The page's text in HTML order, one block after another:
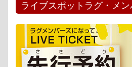
ライブスポットラグ・メ